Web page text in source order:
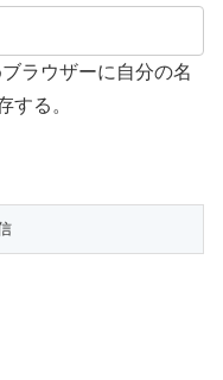
ラウザーに自分の名
する。